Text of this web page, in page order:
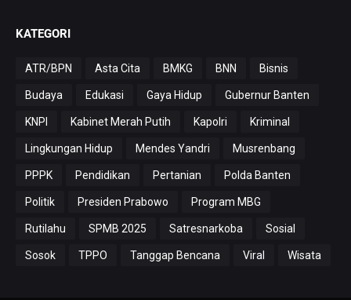
KATEGORI
ATR/BPN Asta Cita BMKG BNN Bisnis
Budaya Edukasi Gaya Hidup Gubernur Banten
KNPI Kabinet Merah Putih Kapolri Kriminal
Lingkungan Hidup Mendes Yandri Musrenbang
PPPK Pendidikan Pertanian Polda Banten
Politik Presiden Prabowo Program MBG
Rutilahu SPMB 2025 Satresnarkoba Sosial
Sosok TPPO Tanggap Bencana Viral Wisata